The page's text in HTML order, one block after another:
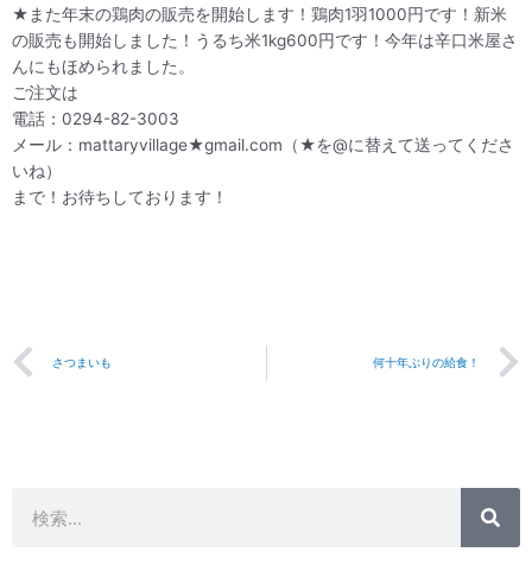
★また年末の鶏肉の販売を開始します！鶏肉1羽1000円です！新米
の販売も開始しました！うるち米1kg600円です！今年は辛口米屋さ
んにもほめられました。
ご注文は
電話：0294-82-3003
メール：mattaryvillage★gmail.com（★を@に替えて送ってくださ
いね）
まで！お待ちしております！
Prev
さつまいも 何十年ぶりの給食！